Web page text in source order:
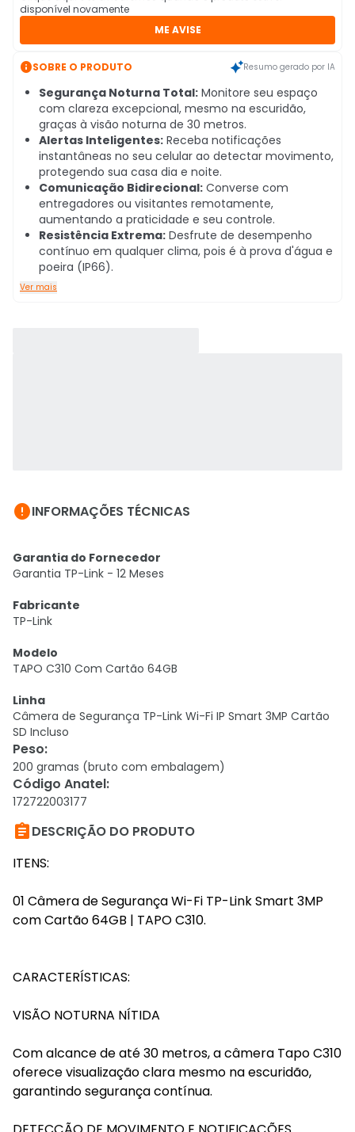
disponível novamente
ME AVISE
SOBRE O PRODUTO Resumo gerado por IA
Segurança Noturna Total: Monitore seu espaço
com clareza excepcional, mesmo na escuridão,
graças à visão noturna de 30 metros.
Alertas Inteligentes: Receba notificações
instantâneas no seu celular ao detectar movimento,
protegendo sua casa dia e noite.
Comunicação Bidirecional: Converse com
entregadores ou visitantes remotamente,
aumentando a praticidade e seu controle.
Resistência Extrema: Desfrute de desempenho
contínuo em qualquer clima, pois é à prova d'água e
poeira (IP66).
Ver mais
INFORMAÇÕES TÉCNICAS
Garantia do Fornecedor
Garantia TP-Link - 12 Meses
Fabricante
TP-Link
Modelo
TAPO C310 Com Cartão 64GB
Linha
Câmera de Segurança TP-Link Wi-Fi IP Smart 3MP Cartão
SD Incluso
Peso:
200 gramas (bruto com embalagem)
Código Anatel:
172722003177
DESCRIÇÃO DO PRODUTO
ITENS:
01 Câmera de Segurança Wi-Fi TP-Link Smart 3MP
com Cartão 64GB | TAPO C310.
CARACTERÍSTICAS:
VISÃO NOTURNA NÍTIDA
Com alcance de até 30 metros, a câmera Tapo C310
oferece visualização clara mesmo na escuridão,
garantindo segurança contínua.